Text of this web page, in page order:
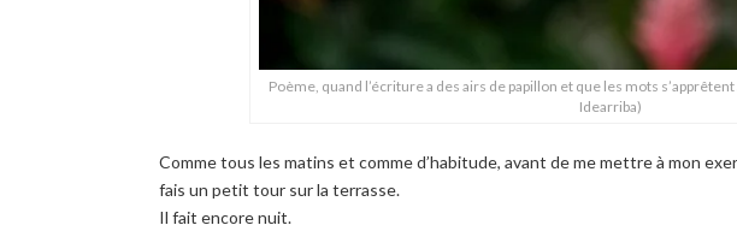
Poème, quand l’écriture a des airs de papillon et que les mots
Idearriba)
Comme tous les matins et comme d’habitude, avant de me mettre à mon
fais un petit tour sur la terrasse.
Il fait encore nuit.